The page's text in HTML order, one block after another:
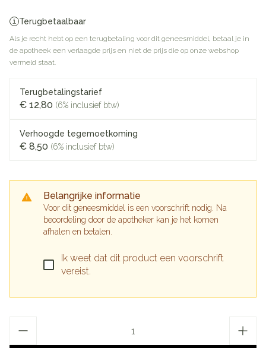
Terugbetaalbaar
Als je recht hebt op een terugbetaling voor dit geneesmiddel, betaal je in
de apotheek een verlaagde prijs en niet de prijs die op onze webshop
vermeld staat.
Terugbetalingstarief
€ 12,80 (6% inclusief btw)
Verhoogde tegemoetkoming
€ 8,50 (6% inclusief btw)
Belangrijke informatie
Voor dit geneesmiddel is een voorschrift nodig. Na
beoordeling door de apotheker kan je het komen
afhalen en betalen.
Ik weet dat dit product een voorschrift
vereist.